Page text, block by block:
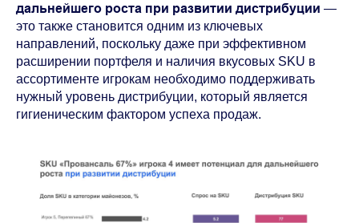
дальнейшего роста при развитии дистрибуции —
это также становится одним из ключевых
направлений, поскольку даже при эффективном
расширении портфеля и наличия вкусовых SKU в
ассортименте игрокам необходимо поддерживать
нужный уровень дистрибуции, который является
гигиеническим фактором успеха продаж.